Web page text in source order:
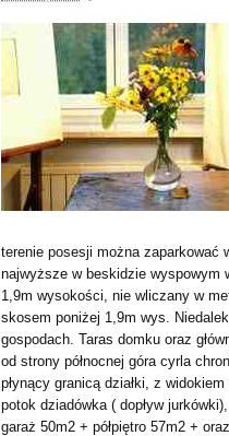
terenie posesji można zaparkować
najwyższe w beskidzie wyspowym
1,9m wysokości, nie wliczany w
skosem poniżej 1,9m wys.
gospodach. Taras domku oraz
od strony północnej góra cyrla
płynący granicą działki, z
potok dziadówka ( dopływ
garaż 50m2 + półpiętro 57m2 +